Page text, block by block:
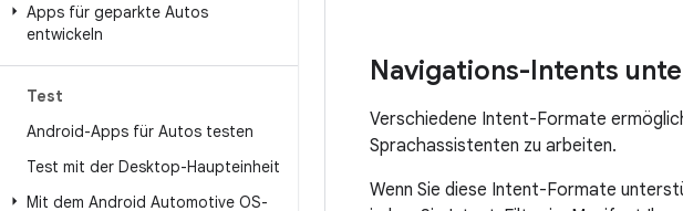
Apps für geparkte Autos
entwickeln
Test
Android-Apps für Autos testen
Test mit der Desktop-Haupteinheit
Mit dem Android Automotive OS-
Navigations-Intents
Verschiedene Intent-Formate
Sprachassistenten zu arbeiten.
Wenn Sie diese Intent-Formate